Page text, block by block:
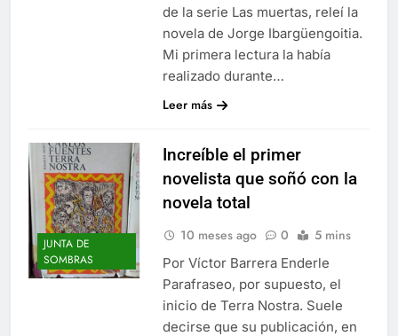
de la serie Las muertas, releí la
novela de Jorge Ibargüengoitia.
Mi primera lectura la había
realizado durante…
Leer más
JUNTA DE
SOMBRAS
Increíble el primer
novelista que soñó con la
novela total
10 meses ago 0 5 mins
Por Víctor Barrera Enderle
Parafraseo, por supuesto, el
inicio de Terra Nostra. Suele
decirse que su publicación, en